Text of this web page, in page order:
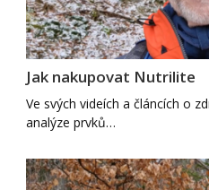
Jak nakupovat Nutrilite
Ve svých videích a článcích o
analýze prvků…